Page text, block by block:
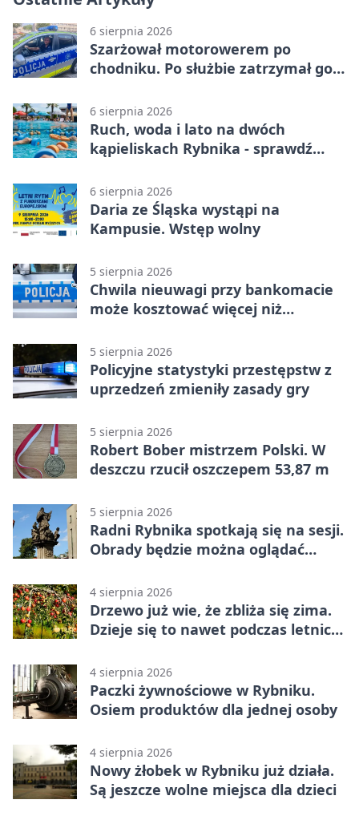
6 sierpnia 2026
Szarżował motorowerem po
chodniku. Po służbie zatrzymał go
6 sierpnia 2026
Ruch, woda i lato na dwóch
kąpieliskach Rybnika - sprawdź
6 sierpnia 2026
Daria ze Śląska wystąpi na
Kampusie. Wstęp wolny
5 sierpnia 2026
Chwila nieuwagi przy bankomacie
może kosztować więcej niż
5 sierpnia 2026
Policyjne statystyki przestępstw z
uprzedzeń zmieniły zasady gry
5 sierpnia 2026
Robert Bober mistrzem Polski. W
deszczu rzucił oszczepem 53,87 m
5 sierpnia 2026
Radni Rybnika spotkają się na sesji.
Obrady będzie można oglądać
4 sierpnia 2026
Drzewo już wie, że zbliża się zima.
Dzieje się to nawet podczas letnich
4 sierpnia 2026
Paczki żywnościowe w Rybniku.
Osiem produktów dla jednej osoby
4 sierpnia 2026
Nowy żłobek w Rybniku już działa.
Są jeszcze wolne miejsca dla dzieci